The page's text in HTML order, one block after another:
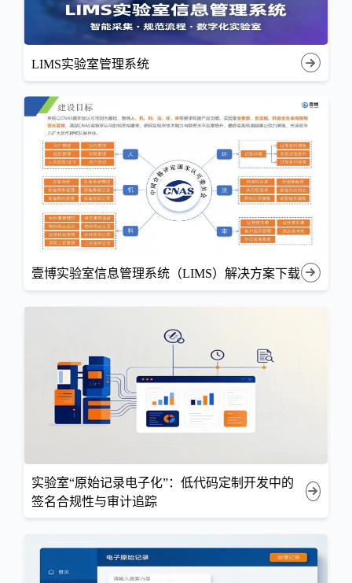
LIMS实验室管理系统
壹博实验室信息管理系统（LIMS）解决方案下载
实验室“原始记录电子化”：低代码定制开发中的
签名合规性与审计追踪